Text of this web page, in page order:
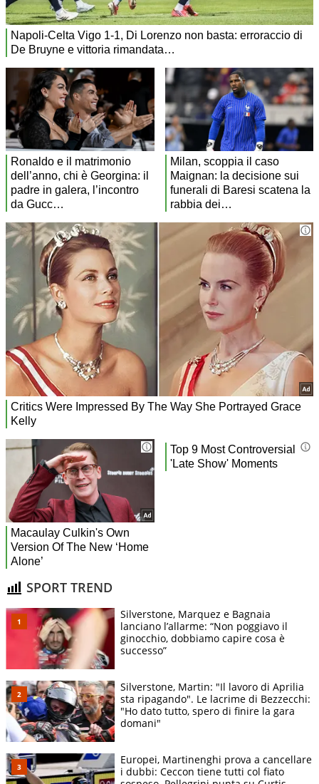
SPORT TREND
Silverstone, Marquez e Bagnaia
lanciano l’allarme: “Non poggiavo il
ginocchio, dobbiamo capire cosa è
successo”
Silverstone, Martin: "Il lavoro di Aprilia
sta ripagando". Le lacrime di Bezzecchi:
"Ho dato tutto, spero di finire la gara
domani"
Europei, Martinenghi prova a cancellare
i dubbi: Ceccon tiene tutti col fiato